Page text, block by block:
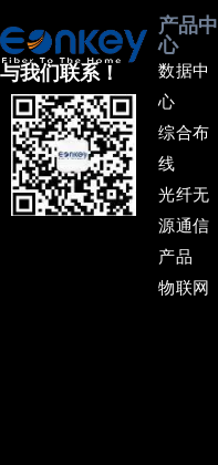
产品中
心
数据中
心
综合布
线
光纤无
源通信
产品
物联网
与我们联系！